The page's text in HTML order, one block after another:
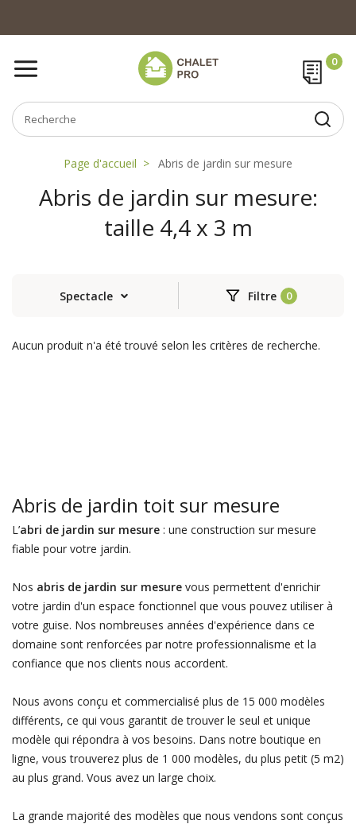
Page d'accueil Abris de jardin sur mesure
Abris de jardin sur mesure:
taille 4,4 x 3 m
Spectacle Filtre
Aucun produit n'a été trouvé selon les critères de recherche.
Abris de jardin toit sur mesure
L’abri de jardin sur mesure: une construction sur mesure
fiable pour votre jardin.
Nos abris de jardin sur mesurevous permettent d'enrichir
votre jardin d'un espace fonctionnel que vous pouvez utiliser à
votre guise. Nos nombreuses années d'expérience dans ce
domaine sont renforcées par notre professionnalisme et la
confiance que nos clients nous accordent.
Nous avons conçu et commercialisé plus de 15 000 modèles
différents, ce qui vous garantit de trouver le seul et unique
modèle qui répondra à vos besoins. Dans notre boutique en
ligne, vous trouverez plus de 1 000 modèles, du plus petit (5 m2)
au plus grand. Vous avez un large choix.
La grande majorité des modèles que nous vendons sont conçus